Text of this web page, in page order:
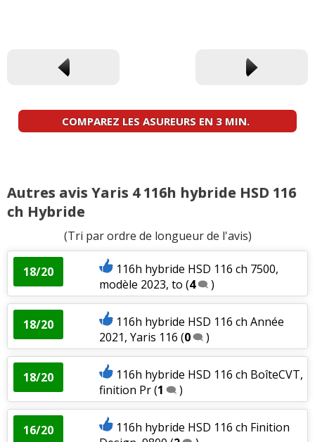
COMPAREZ LES ASUREURS EN 3 MIN.
Autres avis Yaris 4 116h hybride HSD 116
ch Hybride
(Tri par ordre de longueur de l'avis)
18/20
116h hybride HSD 116 ch 7500,
modèle 2023, to (4 )
18/20
116h hybride HSD 116 ch Année
2021, Yaris 116 (0 )
18/20
116h hybride HSD 116 ch BoîteCVT,
finition Pr(1 )
16/20
116h hybride HSD 116 ch Finition